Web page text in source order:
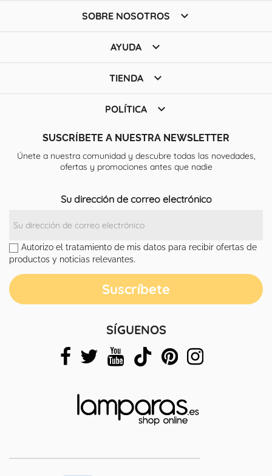
SOBRE NOSOTROS 
AYUDA 
TIENDA 
POLÍTICA 
SUSCRÍBETE A NUESTRA NEWSLETTER
Únete a nuestra comunidad y descubre todas las novedades,
ofertas y promociones antes que nadie
Su dirección de correo electrónico
Autorizo el tratamiento de mis datos para recibir ofertas de
productos y noticias relevantes.
SÍGUENOS